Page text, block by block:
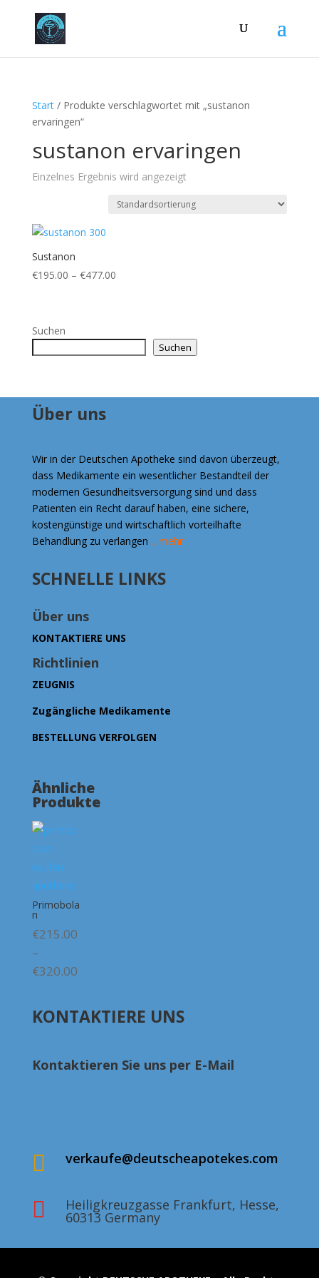
Start/ Produkte verschlagwortet mit „sustanon
ervaringen“
sustanon ervaringen
Einzelnes Ergebnis wird angezeigt
Sustanon
€195.00 – €477.00Preisspanne:
Suchen
Suchen
Über uns
Wir in der Deutschen Apotheke sind davon überzeugt,
dass Medikamente ein wesentlicher Bestandteil der
modernen Gesundheitsversorgung sind und dass
Patienten ein Recht darauf haben, eine sichere,
kostengünstige und wirtschaftlich vorteilhafte
Behandlung zu verlangen …mehr
SCHNELLE LINKS
Über uns
KONTAKTIERE UNS
Richtlinien
ZEUGNIS
Zugängliche Medikamente
BESTELLUNG VERFOLGEN
Ähnliche
Produkte
Primobola
n
€215.00
–
€320.00Preisspanne:
bis
€320.00
KONTAKTIERE UNS
Kontaktieren Sie uns per E-Mail
 verkaufe@deutscheapotekes.com
 Heiligkreuzgasse Frankfurt, Hesse,
60313 Germany